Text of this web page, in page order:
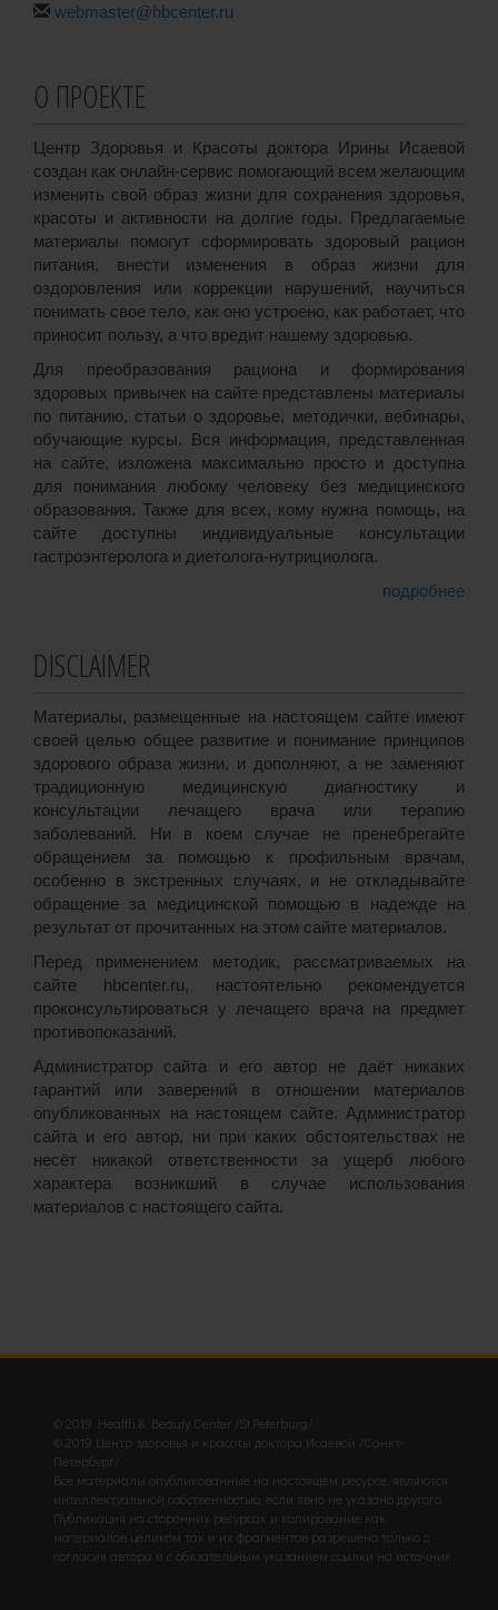
webmaster@hbcenter.ru
О ПРОЕКТЕ
Центр Здоровья и Красоты доктора Ирины Исаевой
создан как онлайн-сервис помогающий всем желающим
изменить свой образ жизни для сохранения здоровья,
красоты и активности на долгие годы. Предлагаемые
материалы помогут сформировать здоровый рацион
питания, внести изменения в образ жизни для
оздоровления или коррекции нарушений, научиться
понимать свое тело, как оно устроено, как работает, что
приносит пользу, а что вредит нашему здоровью.
Для преобразования рациона и формирования
здоровых привычек на сайте представлены материалы
по питанию, статьи о здоровье, методички, вебинары,
обучающие курсы. Вся информация, представленная
на сайте, изложена максимально просто и доступна
для понимания любому человеку без медицинского
образования. Также для всех, кому нужна помощь, на
сайте доступны индивидуальные консультации
гастроэнтеролога и диетолога-нутрициолога.
подробнее
DISCLAIMER
Материалы, размещенные на настоящем сайте имеют
своей целью общее развитие и понимание принципов
здорового образа жизни, и дополняют, а не заменяют
традиционную медицинскую диагностику и
консультации лечащего врача или терапию
заболеваний. Ни в коем случае не пренебрегайте
обращением за помощью к профильным врачам,
особенно в экстренных случаях, и не откладывайте
обращение за медицинской помощью в надежде на
результат от прочитанных на этом сайте материалов.
Перед применением методик, рассматриваемых на
сайте hbcenter.ru, настоятельно рекомендуется
проконсультироваться у лечащего врача на предмет
противопоказаний.
Администратор сайта и его автор не даёт никаких
гарантий или заверений в отношении материалов
опубликованных на настоящем сайте. Администратор
сайта и его автор, ни при каких обстоятельствах не
несёт никакой ответственности за ущерб любого
характера возникший в случае использования
материалов с настоящего сайта.
© 2019 Health & Beauty Center /St.Peterburg/.
© 2019 Центр здоровья и красоты доктора Исаевой /Санкт-
Петербург/.
Все материалы опубликованные на настоящем ресурсе, являются
интеллектуальной собственностью, если явно не указано другого.
Публикация на сторонних ресурсах и копирование как
материалов целиком так и их фрагментов разрешено только с
согласия автора и с обязательным указанием ссылки на источник.